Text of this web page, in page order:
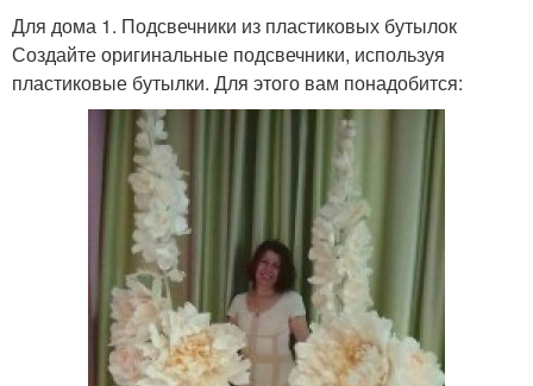
Для дома 1. Подсвечники из пластиковых бутылок
Создайте оригинальные подсвечники, используя
пластиковые бутылки. Для этого вам понадобится: